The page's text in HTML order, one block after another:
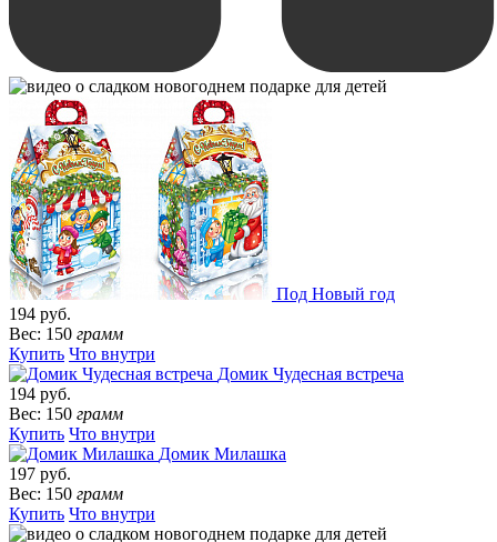
Под Новый год
194 руб.
Вес: 150 грамм
Купить Что внутри
Домик Чудесная встреча
194 руб.
Вес: 150 грамм
Купить Что внутри
Домик Милашка
197 руб.
Вес: 150 грамм
Купить Что внутри